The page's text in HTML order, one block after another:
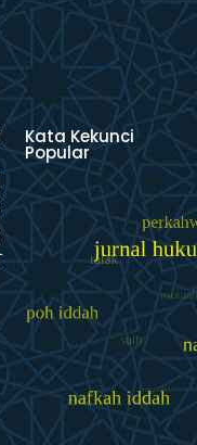
Kata Kekunci
Popular